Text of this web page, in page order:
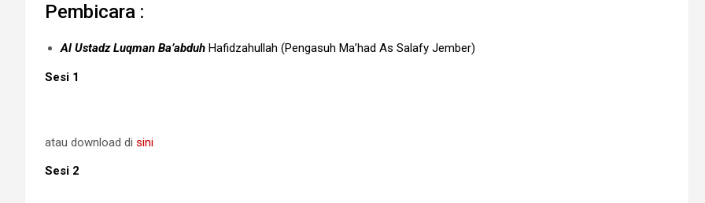
Pembicara :
Al Ustadz Luqman Ba’abduh Hafidzahullah (Pengasuh Ma’had As Salafy Jember)
Sesi 1
atau download di sini
Sesi 2